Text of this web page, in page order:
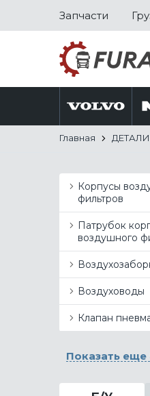
Запчасти
Главная
Корпусы
фильтров
Патрубок
воздушного
Воздуховоды
Клапан
Показать еще